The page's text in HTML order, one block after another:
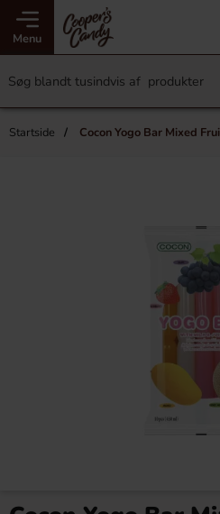
Menu
Startside Cocon Yogo Bar Mixed